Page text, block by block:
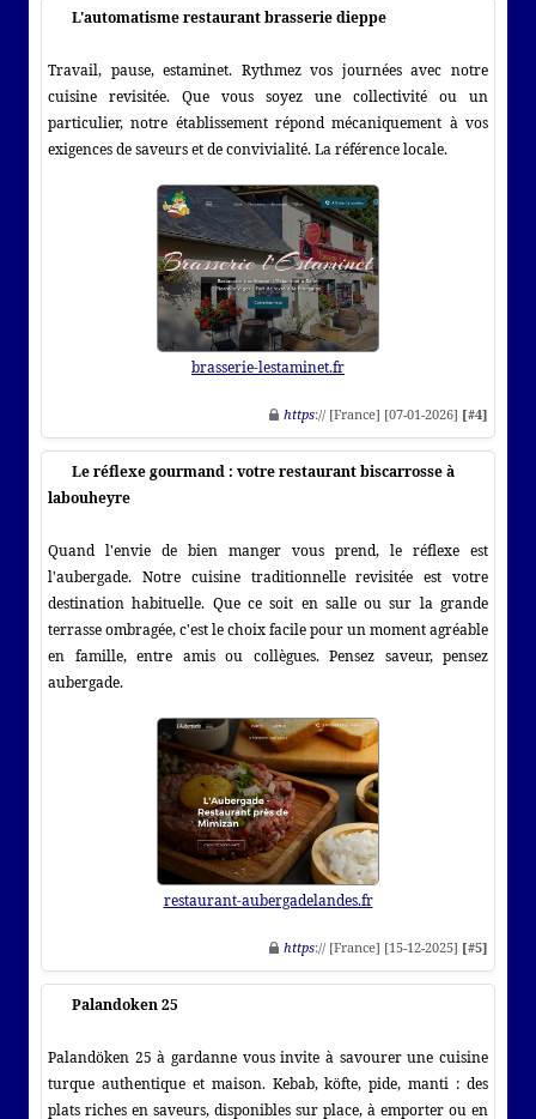
L'automatisme restaurant brasserie dieppe
Travail, pause, estaminet. Rythmez vos journées avec notre
cuisine revisitée. Que vous soyez une collectivité ou un
particulier, notre établissement répond mécaniquement à vos
exigences de saveurs et de convivialité. La référence locale.
brasserie-lestaminet.fr
https:// [France] [07-01-2026] [#4]
Le réflexe gourmand : votre restaurant biscarrosse à
labouheyre
Quand l'envie de bien manger vous prend, le réflexe est
l'aubergade. Notre cuisine traditionnelle revisitée est votre
destination habituelle. Que ce soit en salle ou sur la grande
terrasse ombragée, c'est le choix facile pour un moment agréable
en famille, entre amis ou collègues. Pensez saveur, pensez
aubergade.
restaurant-aubergadelandes.fr
https:// [France] [15-12-2025] [#5]
Palandoken 25
Palandöken 25 à gardanne vous invite à savourer une cuisine
turque authentique et maison. Kebab, köfte, pide, manti : des
plats riches en saveurs, disponibles sur place, à emporter ou en